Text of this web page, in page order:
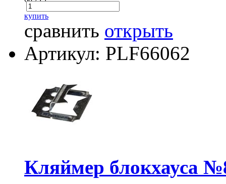
купить
сравнить открыть
Артикул: PLF66062
Кляймер блокхауса